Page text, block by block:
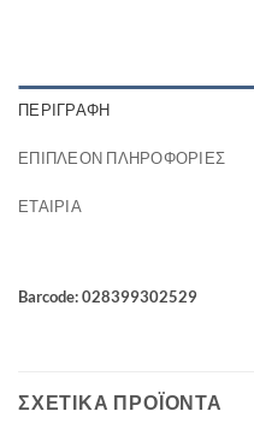
ΠΕΡΙΓΡΑΦΉ
ΕΠΙΠΛΈΟΝ ΠΛΗΡΟΦΟΡΊΕΣ
ΕΤΑΙΡΊΑ
Barcode: 028399302529
ΣΧΕΤΙΚΆ ΠΡΟΪΌΝΤΑ